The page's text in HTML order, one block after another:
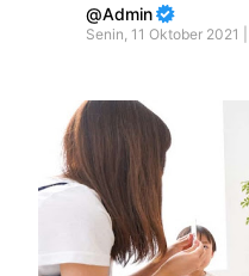
Admin
Senin, 11 Oktober 2021